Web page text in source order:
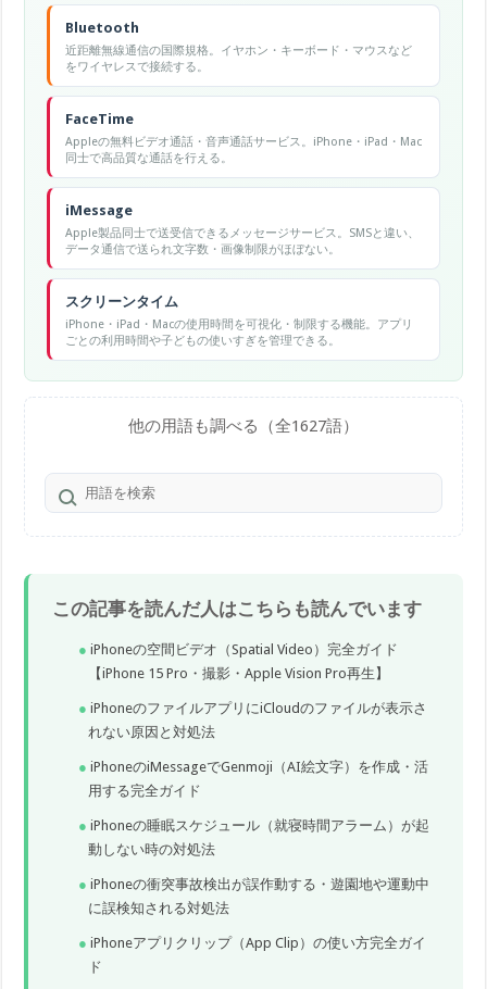
Bluetooth
近距離無線通信の国際規格。イヤホン・キーボード・マウスなど
をワイヤレスで接続する。
FaceTime
Appleの無料ビデオ通話・音声通話サービス。iPhone・iPad・Mac
同士で高品質な通話を行える。
iMessage
Apple製品同士で送受信できるメッセージサービス。SMSと違い、
データ通信で送られ文字数・画像制限がほぼない。
スクリーンタイム
iPhone・iPad・Macの使用時間を可視化・制限する機能。アプリ
ごとの利用時間や子どもの使いすぎを管理できる。
他の用語も調べる（全1627語）
この記事を読んだ人はこちらも読んでいます
iPhoneの空間ビデオ（Spatial Video）完全ガイド
【iPhone 15 Pro・撮影・Apple Vision Pro再生】
iPhoneのファイルアプリにiCloudのファイルが表示さ
れない原因と対処法
iPhoneのiMessageでGenmoji（AI絵文字）を作成・活
用する完全ガイド
iPhoneの睡眠スケジュール（就寝時間アラーム）が起
動しない時の対処法
iPhoneの衝突事故検出が誤作動する・遊園地や運動中
に誤検知される対処法
iPhoneアプリクリップ（App Clip）の使い方完全ガイ
ド